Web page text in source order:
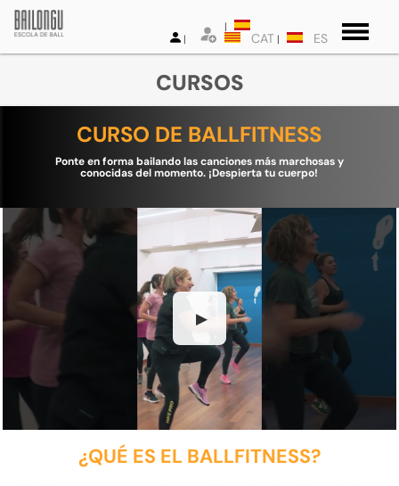
CAT ES
CURSOS
CURSO DE BALLFITNESS
Ponte en forma bailando las canciones más marchosas y
conocidas del momento. ¡Despierta tu cuerpo!
▶
¿QUÉ ES EL BALLFITNESS?